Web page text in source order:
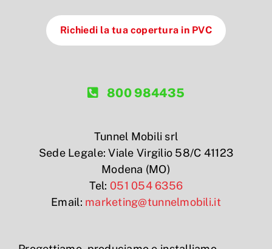
Richiedi la tua copertura in PVC
800 984435
Tunnel Mobili srl
Sede Legale: Viale Virgilio 58/C 41123
Modena (MO)
Tel: 051 054 6356
Email: marketing@tunnelmobili.it